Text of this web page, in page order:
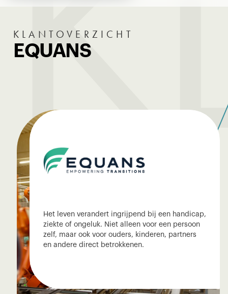
KLANTOVERZICHT
EQUANS
Het leven verandert ingrijpend bij een handicap,
ziekte of ongeluk. Niet alleen voor een persoon
zelf, maar ook voor ouders, kinderen, partners
en andere direct betrokkenen.